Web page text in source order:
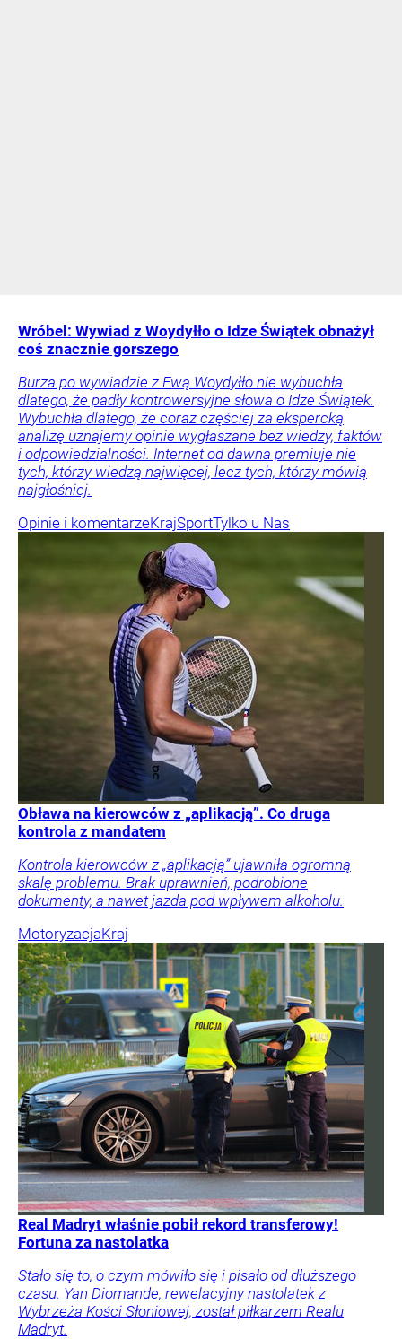
Wróbel: Wywiad z Woydyłło o Idze Świątek obnażył
coś znacznie gorszego
Burza po wywiadzie z Ewą Woydyłło nie wybuchła
dlatego, że padły kontrowersyjne słowa o Idze Świątek.
Wybuchła dlatego, że coraz częściej za ekspercką
analizę uznajemy opinie wygłaszane bez wiedzy, faktów
i odpowiedzialności. Internet od dawna premiuje nie
tych, którzy wiedzą najwięcej, lecz tych, którzy mówią
najgłośniej.
Opinie i komentarzeKrajSportTylko u Nas
Obława na kierowców z „aplikacją”. Co druga
kontrola z mandatem
Kontrola kierowców z „aplikacją” ujawniła ogromną
skalę problemu. Brak uprawnień, podrobione
dokumenty, a nawet jazda pod wpływem alkoholu.
MotoryzacjaKraj
Real Madryt właśnie pobił rekord transferowy!
Fortuna za nastolatka
Stało się to, o czym mówiło się i pisało od dłuższego
czasu. Yan Diomande, rewelacyjny nastolatek z
Wybrzeża Kości Słoniowej, został piłkarzem Realu
Madryt.